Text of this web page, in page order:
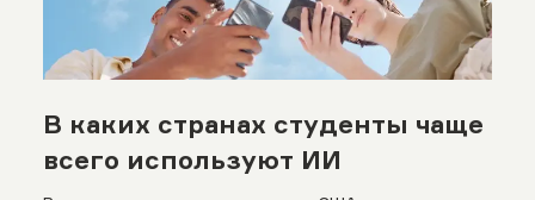
В каких странах студенты чаще
всего используют ИИ